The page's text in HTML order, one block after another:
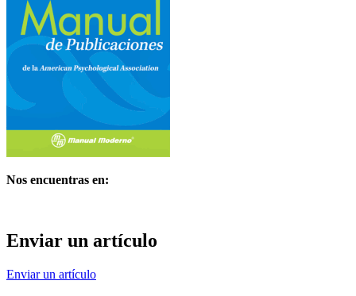
Nos encuentras en:
Enviar un artículo
Enviar un artículo